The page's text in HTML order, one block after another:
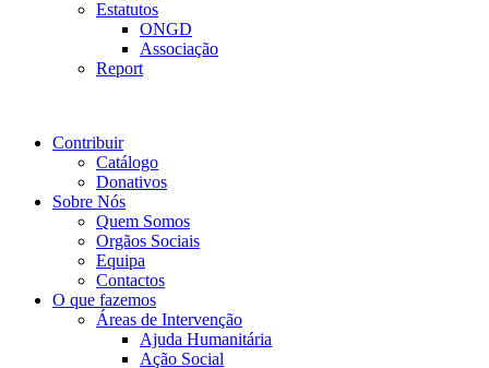
Estatutos
ONGD
Associação
Report
Contribuir
Catálogo
Donativos
Sobre Nós
Quem Somos
Orgãos Sociais
Equipa
Contactos
O que fazemos
Áreas de Intervenção
Ajuda Humanitária
Ação Social